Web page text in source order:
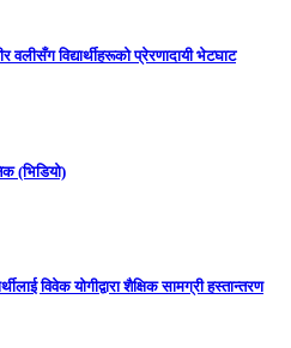
विद्यार्थीहरूको प्रेरणादायी भेटघाट
(भिडियो)
विवेक योगीद्वारा शैक्षिक सामग्री हस्तान्तरण